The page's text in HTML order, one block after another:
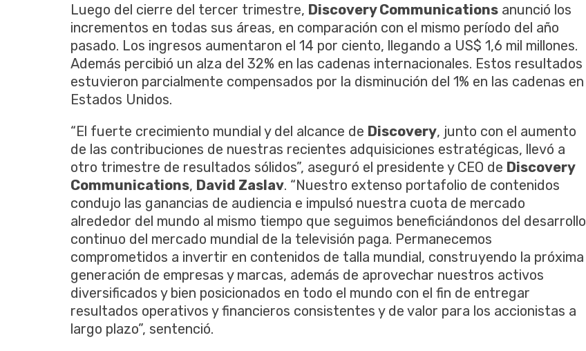
Luego del cierre del tercer trimestre, Discovery Communications anunció los
incrementos en todas sus áreas, en comparación con el mismo período del año
pasado. Los ingresos aumentaron el 14 por ciento, llegando a US$ 1,6 mil millones.
Además percibió un alza del 32% en las cadenas internacionales. Estos resultados
estuvieron parcialmente compensados por la disminución del 1% en las cadenas en
Estados Unidos.
“El fuerte crecimiento mundial y del alcance de Discovery, junto con el aumento
de las contribuciones de nuestras recientes adquisiciones estratégicas, llevó a
otro trimestre de resultados sólidos”, aseguró el presidente y CEO de Discovery
Communications, David Zaslav. “Nuestro extenso portafolio de contenidos
condujo las ganancias de audiencia e impulsó nuestra cuota de mercado
alrededor del mundo al mismo tiempo que seguimos beneficiándonos del desarrollo
continuo del mercado mundial de la televisión paga. Permanecemos
comprometidos a invertir en contenidos de talla mundial, construyendo la próxima
generación de empresas y marcas, además de aprovechar nuestros activos
diversificados y bien posicionados en todo el mundo con el fin de entregar
resultados operativos y financieros consistentes y de valor para los accionistas a
largo plazo”, sentenció.